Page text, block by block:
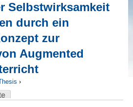
Selbstwirksamkeit
durch ein
zur
Augmented
›